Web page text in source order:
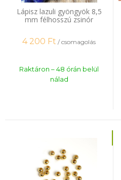
Lápisz lazuli gyöngyök 8,5
mm félhosszú zsinór
4 200 Ft / csomagolás
Raktáron – 48 órán belül
nálad